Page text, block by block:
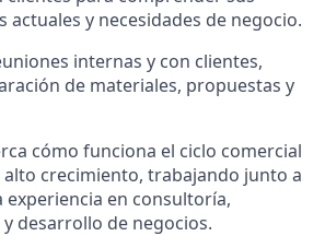
actuales y necesidades de negocio.
internas y con clientes,
de materiales, propuestas y
cómo funciona el ciclo comercial
crecimiento, trabajando junto a
experiencia en consultoría,
desarrollo de negocios.